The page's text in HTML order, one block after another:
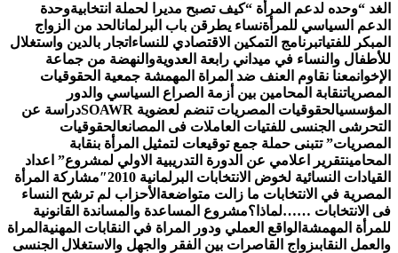
“وحده لدعم المرأة “ كيف تصبح مديرا لحملة انتخابيةوحدة
السياسي للمرأة نساء يطرقن باب البرلمانالحد من الزواج
للفتياتبرنامج التمكين الاقتصادي للنساءاتجار بالدين واستغلال
والنساء في ميداني رابعة العدويةوالنهضة من جماعة
معنا نقاوم العنف ضد المراة المهمشة جمعية الحقوقيات
نقابة المحامين بين أزمة الصراع السياسي والدور
الحقوقيات المصريات تنضم لعضوية SOAWR
دراسة عن
الجنسى للفتيات العاملات فى المصانعالحقوقيات
تتبنى حملة جمع توقيعات لتمثيل المرأة بنقابة
تقرير اعلامي عن الدورة التدريبية الاولي لمشروع” اعداد
النسائية لخوض الانتخابات البرلمانية 2010″
مشاركة المرأة
في الانتخابات ما زالت متواضعةالأحزاب لم ترشح النساء
الانتخابات ……لماذا؟ مشروع المساعدة والمساندة القانونية
المهمشةالواقع العملي ودور المراة في النقابات المهنيةالمراة
النقابىزواج القاصرات بين الفقر والجهل والاستغلال الجنسى